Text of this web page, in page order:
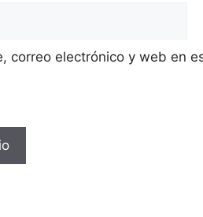
correo electrónico y web en